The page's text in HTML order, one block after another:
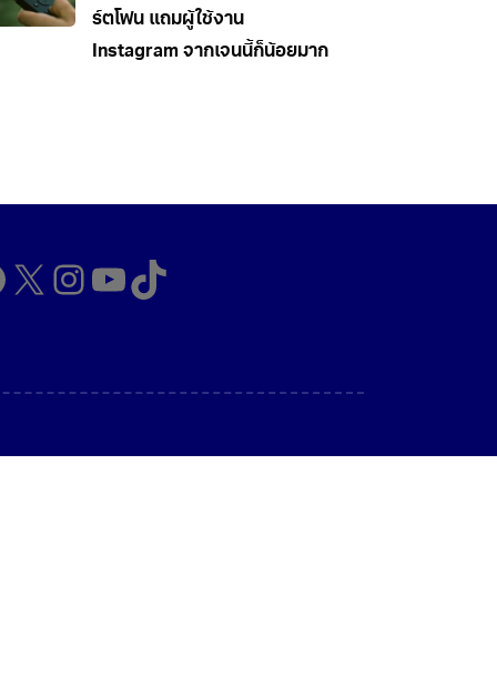
ร์ตโฟน แถมผู้ใช้งาน
Instagram จากเจนนี้ก็น้อยมาก
X Instagram
YouTube
TikTok